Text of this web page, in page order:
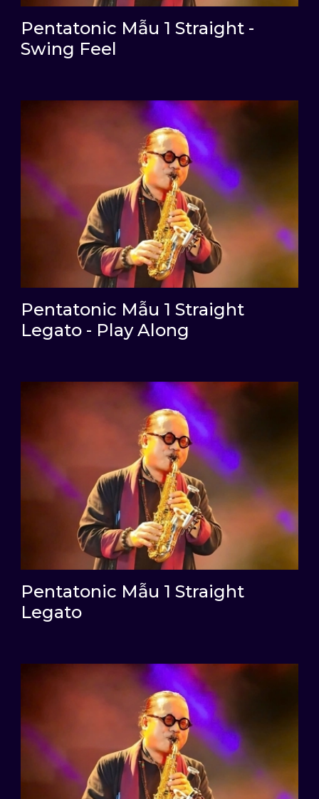
Pentatonic Mẫu 1 Straight -
Swing Feel
Pentatonic Mẫu 1 Straight
Legato - Play Along
Pentatonic Mẫu 1 Straight
Legato